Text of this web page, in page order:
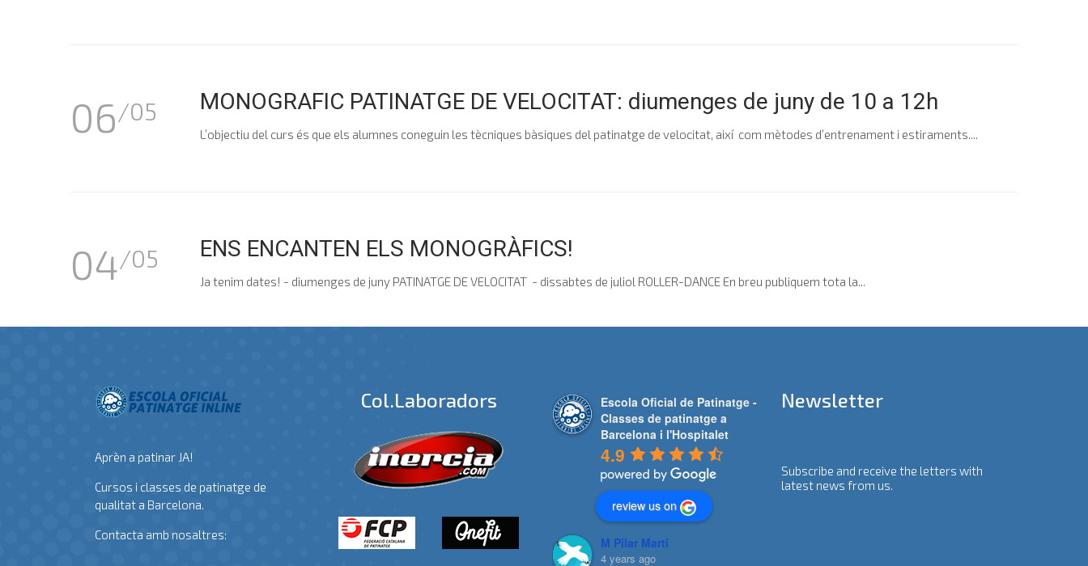
06/05 MONOGRAFIC PATINATGE DE VELOCITAT: diumenges de juny de 10 a 12h
L’objectiu del curs és que els alumnes coneguin les tècniques bàsiques del patinatge de velocitat, així com mètodes d’entrenament i estiraments....
04/05 ENS ENCANTEN ELS MONOGRÀFICS!
Ja tenim dates! - diumenges de juny PATINATGE DE VELOCITAT - dissabtes de juliol ROLLER-DANCE En breu publiquem tota la...
Aprèn a patinar JA!
Cursos i classes de patinatge de
qualitat a Barcelona.
Contacta amb nosaltres:
Col.laboradors
Escola Oficial de Patinatge -
Classes de patinatge a
Barcelona i l'Hospitalet
4.9
review us on
M Pilar Marti
4 years ago
Newsletter
Subscribe and receive the letters with
latest news from us.